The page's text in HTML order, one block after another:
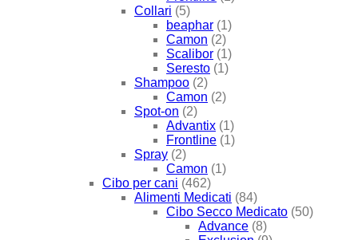
Collari (5)
beaphar (1)
Camon (2)
Scalibor (1)
Seresto (1)
Shampoo (2)
Camon (2)
Spot-on (2)
Advantix (1)
Frontline (1)
Spray (2)
Camon (1)
Cibo per cani (462)
Alimenti Medicati (84)
Cibo Secco Medicato (50)
Advance (8)